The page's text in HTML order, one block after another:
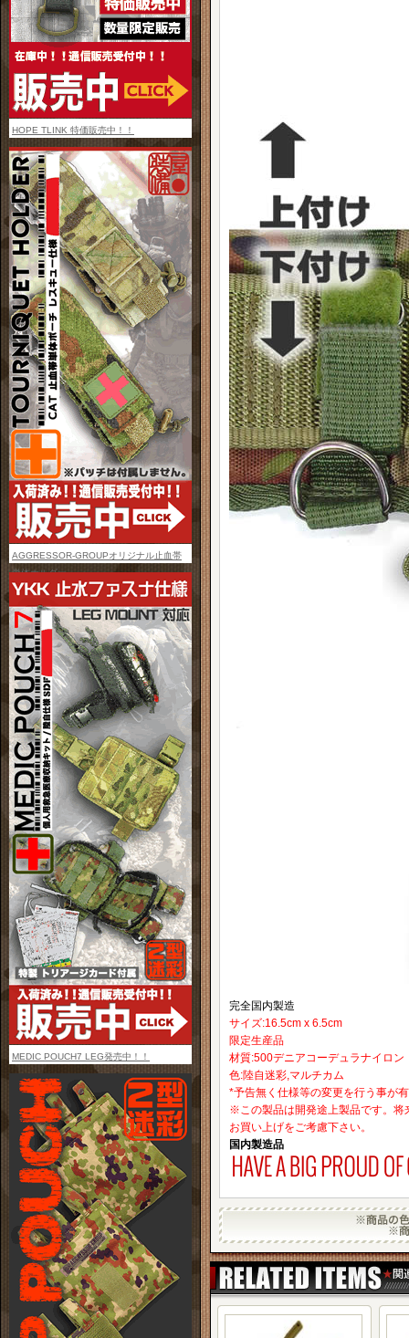
完全国内製造
サイズ:16.5cm x 6.5cm
限定生産品
材質:500デニアコーデュラナイロン
色:陸自迷彩,マルチカム
*予告無く仕様等の変更を行う事が
※この製品は開発途上製品です。将
お買い上げをご考慮下さい。
国内製造品
HOPE TLINK 特価販売中！！
AGGRESSOR-GROUPオリジナル止血帯
単体ホルダー
MEDIC POUCH7 LEG発売中！！